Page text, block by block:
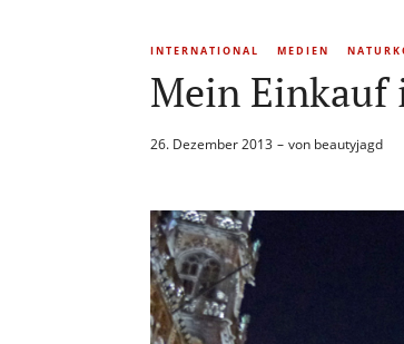
INTERNATIONAL MEDIEN
Mein Einkauf
26. Dezember 2013 von beautyjagd